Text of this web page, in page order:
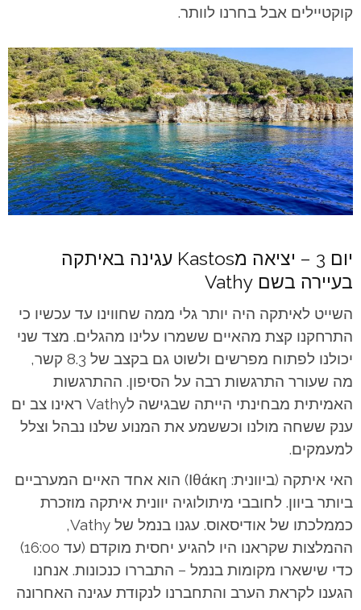
קוקטיילים אבל בחרנו לוותר.
יום 3 – יציאה מKastos עגינה באיתקה
בעיירה בשם Vathy
השייט לאיתקה היה יותר גלי ממה שחווינו עד עכשיו כי
התרחקנו קצת מהאיים ששמרו עלינו מהגלים. מצד שני
יכולנו לפתוח מפרשים ולשוט גם בקצב של 8.3 קשר,
מה שעורר התרגשות רבה על הסיפון. ההתרגשות
האמיתית מבחינתי הייתה שבגישה לVathy ראינו צב ים
ענק ששחה מולנו וכששמע את המנוע שלנו נבהל וצלל
למעמקים.
האי איתקה (ביוונית: Ιθάκη) הוא אחד האיים המערביים
ביותר ביוון. לחובבי מיתולוגיה יוונית איתקה מוזכרת
כממלכתו של אודיסאוס. עגנו בנמל של Vathy,
ההמלצות שקראנו היו להגיע יחסית מוקדם (עד 16:00)
כדי שישארו מקומות בנמל – התבררו כנכונות. אנחנו
הגענו לקראת הערב והתחברנו לנקודת עגינה האחרונה